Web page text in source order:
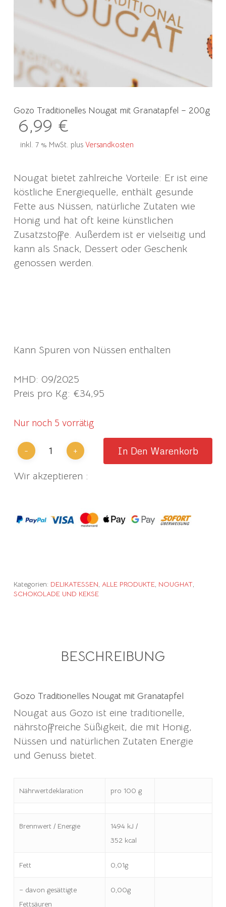
Gozo Traditionelles Nougat mit Granatapfel – 200g
6,99 €
inkl. 7 % MwSt. plus Versandkosten
Nougat bietet zahlreiche Vorteile: Er ist eine
köstliche Energiequelle, enthält gesunde
Fette aus Nüssen, natürliche Zutaten wie
Honig und hat oft keine künstlichen
Zusatzstoffe. Außerdem ist er vielseitig und
kann als Snack, Dessert oder Geschenk
genossen werden.
Kann Spuren von Nüssen enthalten
MHD: 09/2025
Preis pro Kg: €34,95
Nur noch 5 vorrätig
In Den Warenkorb
Wir akzeptieren :
Kategorien: DELIKATESSEN, ALLE PRODUKTE, NOUGHAT,
SCHOKOLADE UND KEKSE
BESCHREIBUNG
Gozo Traditionelles Nougat mit Granatapfel
Nougat aus Gozo ist eine traditionelle,
nährstoffreiche Süßigkeit, die mit Honig,
Nüssen und natürlichen Zutaten Energie
und Genuss bietet.
Nährwertdeklaration pro 100 g
Brennwert / Energie
1494 kJ /
352 kcal
Fett 0,01g
– davon gesättigte
Fettsäuren
0,00g